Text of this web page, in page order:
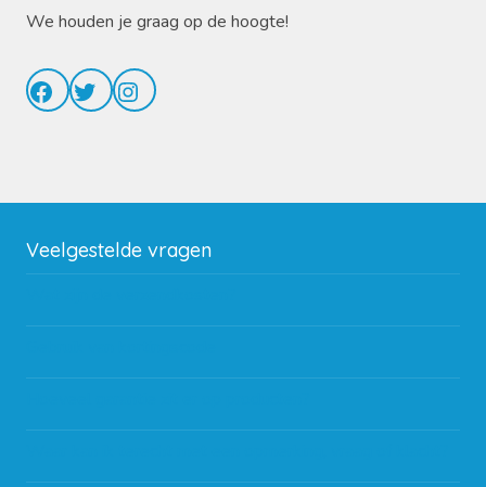
We houden je graag op de hoogte!
Facebook
TwitterInstagram
Veelgestelde vragen